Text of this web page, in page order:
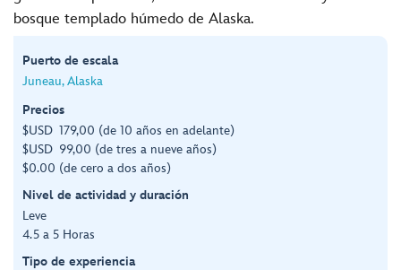
bosque templado húmedo de Alaska.
Puerto de escala
Juneau, Alaska
Precios
$USD 179,00 (de 10 años en adelante)
$USD 99,00 (de tres a nueve años)
$0.00 (de cero a dos años)
Nivel de actividad y duración
Leve
4.5 a 5 Horas
Tipo de experiencia